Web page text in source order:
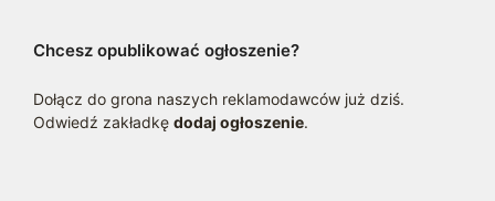
Chcesz opublikować ogłoszenie?
Dołącz do grona naszych reklamodawców już dziś.
Odwiedź zakładkę dodaj ogłoszenie.